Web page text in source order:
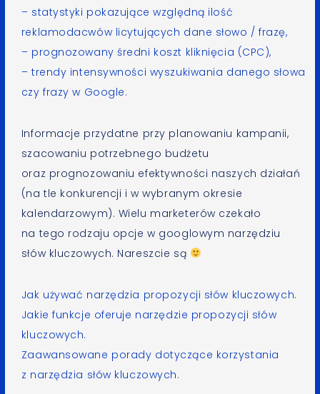
– statystyki pokazujące względną ilość
reklamodacwów licytujących dane słowo / frazę,
– prognozowany średni koszt kliknięcia (CPC),
– trendy intensywności wyszukiwania danego słowa
czy frazy w Google.
Informacje przydatne przy planowaniu kampanii,
szacowaniu potrzebnego budżetu
oraz prognozowaniu efektywności naszych działań
(na tle konkurencji i w wybranym okresie
kalendarzowym). Wielu marketerów czekało
na tego rodzaju opcje w googlowym narzędziu
słów kluczowych. Nareszcie są
Jak używać narzędzia propozycji słów kluczowych.
Jakie funkcje oferuje narzędzie propozycji słów
kluczowych.
Zaawansowane porady dotyczące korzystania
z narzędzia słów kluczowych.